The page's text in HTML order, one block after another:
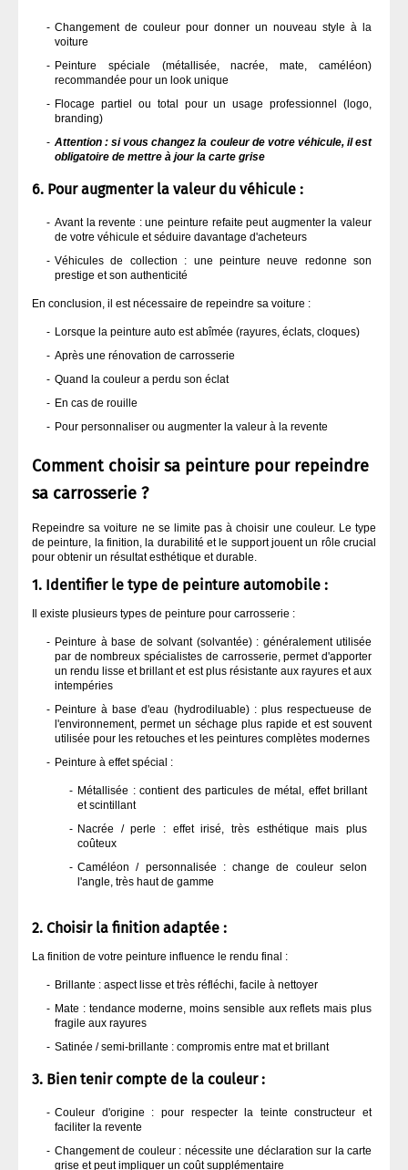
Changement de couleur pour donner un nouveau style à la
voiture
Peinture spéciale (métallisée, nacrée, mate, caméléon)
recommandée pour un look unique
Flocage partiel ou total pour un usage professionnel (logo,
branding)
Attention : si vous changez la couleur de votre véhicule, il est
obligatoire de mettre à jour la carte grise
6. Pour augmenter la valeur du véhicule :
Avant la revente : une peinture refaite peut augmenter la valeur
de votre véhicule et séduire davantage d'acheteurs
Véhicules de collection : une peinture neuve redonne son
prestige et son authenticité
En conclusion, il est nécessaire de repeindre sa voiture :
Lorsque la peinture auto est abîmée (rayures, éclats, cloques)
Après une rénovation de carrosserie
Quand la couleur a perdu son éclat
En cas de rouille
Pour personnaliser ou augmenter la valeur à la revente
Comment choisir sa peinture pour repeindre
sa carrosserie ?
Repeindre sa voiture ne se limite pas à choisir une couleur. Le type
de peinture, la finition, la durabilité et le support jouent un rôle crucial
pour obtenir un résultat esthétique et durable.
1. Identifier le type de peinture automobile :
Il existe plusieurs types de peinture pour carrosserie :
Peinture à base de solvant (solvantée) : généralement utilisée
par de nombreux spécialistes de carrosserie, permet d'apporter
un rendu lisse et brillant et est plus résistante aux rayures et aux
intempéries
Peinture à base d'eau (hydrodiluable) : plus respectueuse de
l'environnement, permet un séchage plus rapide et est souvent
utilisée pour les retouches et les peintures complètes modernes
Peinture à effet spécial :
Métallisée : contient des particules de métal, effet brillant
et scintillant
Nacrée / perle : effet irisé, très esthétique mais plus
coûteux
Caméléon / personnalisée : change de couleur selon
l'angle, très haut de gamme
2. Choisir la finition adaptée :
La finition de votre peinture influence le rendu final :
Brillante : aspect lisse et très réfléchi, facile à nettoyer
Mate : tendance moderne, moins sensible aux reflets mais plus
fragile aux rayures
Satinée / semi-brillante : compromis entre mat et brillant
3. Bien tenir compte de la couleur :
Couleur d'origine : pour respecter la teinte constructeur et
faciliter la revente
Changement de couleur : nécessite une déclaration sur la carte
grise et peut impliquer un coût supplémentaire